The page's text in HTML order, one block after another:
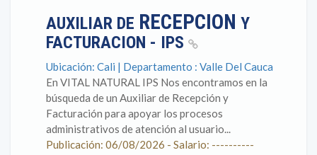
AUXILIAR DE RECEPCION Y
FACTURACION - IPS
Ubicación: Cali | Departamento : Valle Del Cauca
En VITAL NATURAL IPS Nos encontramos en la
búsqueda de un Auxiliar de Recepción y
Facturación para apoyar los procesos
administrativos de atención al usuario...
Publicación: 06/08/2026 - Salario: ----------